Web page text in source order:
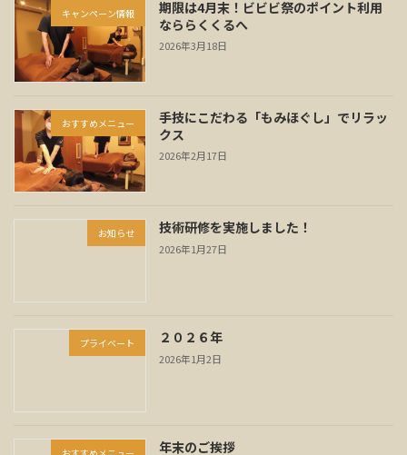
キャンペーン情報
期限は4月末！ビビビ祭のポイント利用
なららくくるへ
2026年3月18日
おすすめメニュー
手技にこだわる「もみほぐし」でリラッ
クス
2026年2月17日
お知らせ 技術研修を実施しました！
2026年1月27日
プライベート ２０２６年
2026年1月2日
年末のご挨拶